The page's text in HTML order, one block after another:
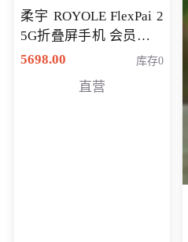
柔宇 ROYOLE FlexPai 2
5G折叠屏手机 会员专享
购买价格 4998元
5698.00 库存0
直营